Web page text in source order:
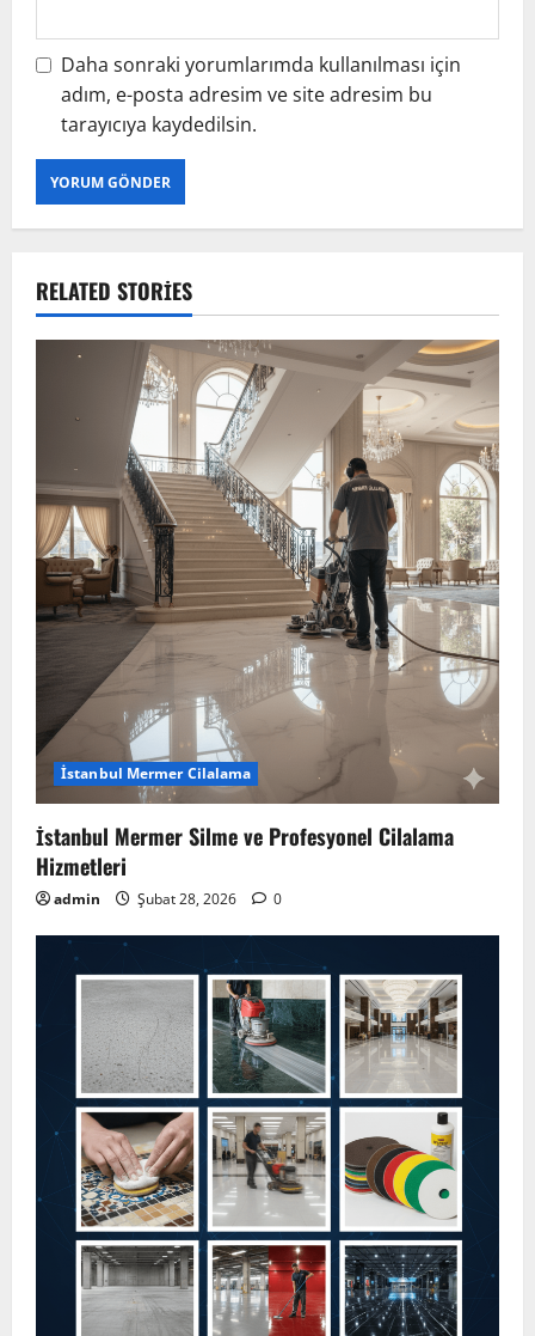
Daha sonraki yorumlarımda kullanılması için
adım, e-posta adresim ve site adresim bu
tarayıcıya kaydedilsin.
RELATED STORIES
İstanbul Mermer Cilalama
İstanbul Mermer Silme ve Profesyonel Cilalama
Hizmetleri
admin Şubat 28, 2026 0